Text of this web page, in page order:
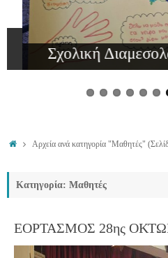
Σχολική
Αρχεία ανά κατηγορία "Μαθητές"
Κατηγορία: Μαθητές
ΕΟΡΤΑΣΜΟΣ 28ης